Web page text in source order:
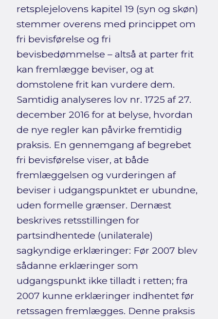
retsplejelovens kapitel 19 (syn og skøn)
stemmer overens med princippet om
fri bevisførelse og fri
bevisbedømmelse – altså at parter frit
kan fremlægge beviser, og at
domstolene frit kan vurdere dem.
Samtidig analyseres lov nr. 1725 af 27.
december 2016 for at belyse, hvordan
de nye regler kan påvirke fremtidig
praksis. En gennemgang af begrebet
fri bevisførelse viser, at både
fremlæggelsen og vurderingen af
beviser i udgangspunktet er ubundne,
uden formelle grænser. Dernæst
beskrives retsstillingen for
partsindhentede (unilaterale)
sagkyndige erklæringer: Før 2007 blev
sådanne erklæringer som
udgangspunkt ikke tilladt i retten; fra
2007 kunne erklæringer indhentet før
retssagen fremlægges. Denne praksis